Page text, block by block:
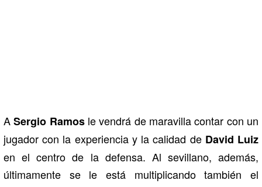
ASergio Ramosle vendrá de maravilla contar con un
jugador con la experiencia y la calidad de David Luiz
en el centro de la defensa. Al sevillano, además,
últimamente se le está multiplicando también el